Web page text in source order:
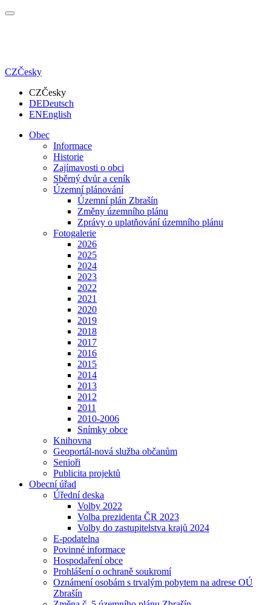
CZČesky
CZČesky
DEDeutsch
ENEnglish
Obec
Informace
Historie
Zajímavosti o obci
Sběrný dvůr a ceník
Územní plánování
Územní plán Zbrašín
Změny územního plánu
Zprávy o uplatňování územního plánu
Fotogalerie
2026
2025
2024
2023
2022
2021
2020
2019
2018
2017
2016
2015
2014
2013
2012
2011
2010-2006
Snímky obce
Knihovna
Geoportál-nová služba občanům
Senioři
Publicita projektů
Obecní úřad
Úřední deska
Volby 2022
Volba prezidenta ČR 2023
Volby do zastupitelstva krajů 2024
E-podatelna
Povinné informace
Hospodaření obce
Prohlášení o ochraně soukromí
Oznámení osobám s trvalým pobytem na adrese OÚ
Zbrašín